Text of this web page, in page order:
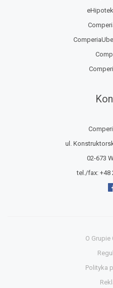
ul.
02-673
tel./fax: +48
O Grupie
Polityka